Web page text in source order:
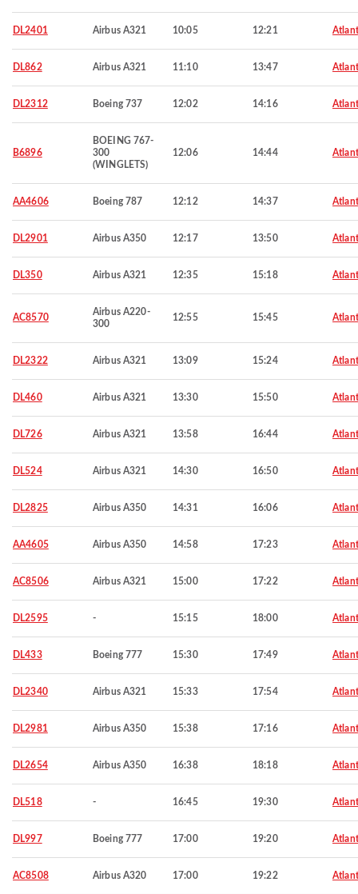
DL2401 Airbus A321 10:05 12:21
DL862 Airbus A321 11:10 13:47
DL2312 Boeing 737 12:02 14:16
B6896
BOEING 767-
300
(WINGLETS)
12:06 14:44
AA4606 Boeing 787 12:12 14:37
DL2901 Airbus A350 12:17 13:50
DL350 Airbus A321 12:35 15:18
AC8570
Airbus A220-
300
12:55 15:45
DL2322 Airbus A321 13:09 15:24
DL460 Airbus A321 13:30 15:50
DL726 Airbus A321 13:58 16:44
DL524 Airbus A321 14:30 16:50
DL2825 Airbus A350 14:31 16:06
AA4605 Airbus A350 14:58 17:23
AC8506 Airbus A321 15:00 17:22
DL2595 - 15:15 18:00
DL433 Boeing 777 15:30 17:49
DL2340 Airbus A321 15:33 17:54
DL2981 Airbus A350 15:38 17:16
DL2654 Airbus A350 16:38 18:18
DL518 - 16:45 19:30
DL997 Boeing 777 17:00 19:20
AC8508 Airbus A320 17:00 19:22